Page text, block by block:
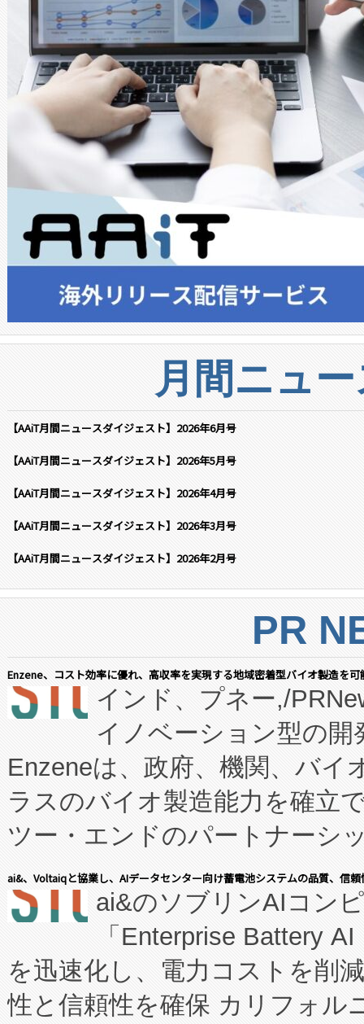
月間ニュ
【AAiT月間ニュースダイジェスト】2026年6月号
【AAiT月間ニュースダイジェスト】2026年5月号
【AAiT月間ニュースダイジェスト】2026年4月号
【AAiT月間ニュースダイジェスト】2026年3月号
【AAiT月間ニュースダイジェスト】2026年2月号
PR
Enzene、コスト効率に優れ、高収率を実現する地域密着型バイオ製造を
インド、プネー,/
イノベーション型の
Enzeneは、政府、機関、バイ
ラスのバイオ製造能力を確立
ツー・エンドのパートナーシ
表しました。 同社の実績ある
manufacturing™ (FCCM™) プ
たNeXは、バイオ医薬品製造
従来のフェッドバッチ施設の
に、患者やサプライチェーン
ai&、Voltaiqと協業し、AIデータセンター向け蓄電池システムの品質、信
ai&のソブリンAIコン
「Enterprise Battery
を迅速化し、電力コストを削
性と信頼性を確保 カリフォル